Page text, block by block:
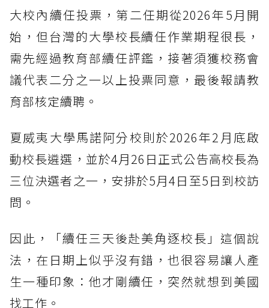
大校內續任投票，第二任期從2026年5月開
始，但台灣的大學校長續任作業期程很長，
需先經過教育部續任評鑑，接著須獲校務會
議代表二分之一以上投票同意，最後報請教
育部核定續聘。
夏威夷大學馬諾阿分校則於2026年2月底啟
動校長遴選，並於4月26日正式公告高校長為
三位決選者之一，安排於5月4日至5日到校訪
問。
因此，「續任三天後赴美角逐校長」這個說
法，在日期上似乎沒有錯，也很容易讓人產
生一種印象：他才剛續任，突然就想到美國
找工作。